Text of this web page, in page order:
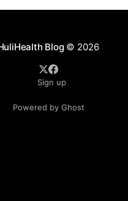
Blog© 2026
Sign up
Powered by Ghost